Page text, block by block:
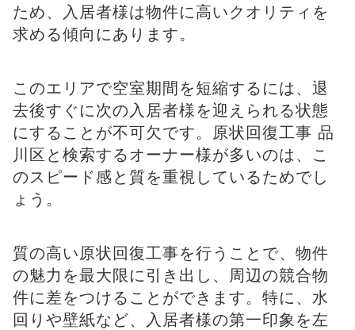
ため、入居者様は物件に高いクオリティを
求める傾向にあります。
このエリアで空室期間を短縮するには、退
去後すぐに次の入居者様を迎えられる状態
にすることが不可欠です。原状回復工事 品
川区と検索するオーナー様が多いのは、こ
のスピード感と質を重視しているためでし
ょう。
質の高い原状回復工事を行うことで、物件
の魅力を最大限に引き出し、周辺の競合物
件に差をつけることができます。特に、水
回りや壁紙など、入居者様の第一印象を左